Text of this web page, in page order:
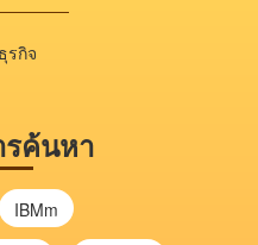
รกิจ
รค้นหา
IBMm